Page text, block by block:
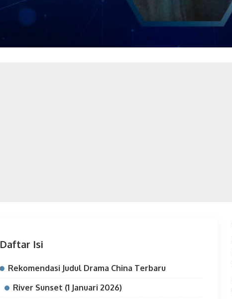
Daftar Isi
Rekomendasi Judul Drama China Terbaru
River Sunset (1 Januari 2026)